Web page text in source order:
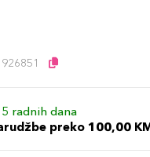
radnih dana
preko 100,00